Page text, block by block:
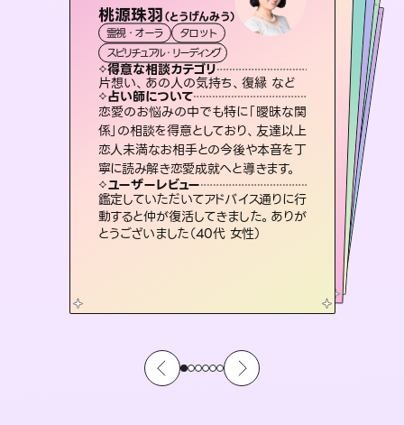
桃源珠羽（とうげんみう）
霊視・オーラ
タロット
スピリチュアル・リーディング
得意な相談カテゴリ
片想い、あの人の気持ち、復縁 など
占い師について
恋愛のお悩みの中でも特に「曖昧な関
係」の相談を得意としており、友達以上
恋人未満なお相手との今後や本音を丁
寧に読み解き恋愛成就へと導きます。
ユーザーレビュー
鑑定していただいてアドバイス通りに行
動すると仲が復活してきました。ありが
とうございました（40代 女性）
おう 霊感オラクル
霊視・オーラ
オラクルカード
得意な相談カテゴリ
恋愛総合、あの人の気持ち など
占い師について
霊視×オラクルカードを使って「今」と
「未来」そして「気になるあの人の気持
ち」まで丁寧に読み解き、恋や人生のヒ
ントを優しく引き出します。
ユーザーレビュー
不安な気持ちが嘘みたいに晴れまし
た…！よく視えていらっしゃるんだなと
感じました（40代 女性）
彗望（すいぼう
霊視・オーラ
スピリチュアル・リーディング
得意な相談カテゴリ
片想い、あの人の気持ち、復縁 など
占い師について
3,700年以上の歴史を持つ東洋最古の
占術「易占」で詳細まで占い、幸せへ向
かう道筋を示します。厳しい結果にも具
体的な対策をお伝えします。
ユーザーレビュー
複雑な背景もしっかり聞いて鑑定して
いただけました。気持ちが楽になりまし
た（50代 女性）
未来視師＊花
霊視・オーラ
スピリチュアル・リーディング
得意な相談カテゴリ
出逢い、片想い、復縁 など
占い師について
未来には何パターンもの選択肢があります。不安で視えにくくなっているあなたの素敵な未来を見つけ、その未来を選択できるようアドバイスします。
ユーザーレビュー
職場の人の性質や人間関係、本心など
本当によく視えていてびっくり。対策が
打てて前向きになれます（40代）
セラピスト理恵
霊視・オーラ
スピリチュアル・リーディング
得意な相談カテゴリ
片想い、二人の未来、年の差 など
占い師について
連絡再開、復縁、成就などの報告実績
多数。セラピストとして2万超の施術経
験があるからこそできる鑑定で、より良
い未来をサポートします。
ユーザーレビュー
とても心温まる鑑定でした。しかもこち
らは何も言っていないのに視えていらっ
しゃるんだなと驚きです（30代女性）
アイリス -iris-
西洋占星術 タロット
ルーン
得意な相談カテゴリ
恋愛総合、片想い、二人の未来 など
占い師について
復縁、恋愛、不倫の行方、同性愛や片
思い、仕事関係や借金問題まで知りた
いことや心の負担になっていることを
紐解き、背中をそっと押して導きます。
ユーザーレビュー
安心感のあり、言い切ってくれる所や濁
さない鑑定のおかげで、毎回自分の気
持ちを整えられます（30代 男性）